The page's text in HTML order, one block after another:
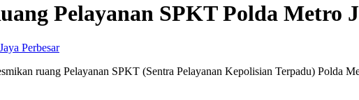
Pelayanan SPKT Polda Metro
Perbesar
ruang Pelayanan SPKT (Sentra Pelayanan Kepolisian Terpadu) Polda